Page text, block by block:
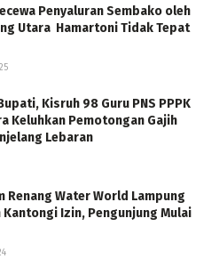
Penyaluran Sembako oleh
Utara Hamartoni Tidak Tepat
Kisruh 98 Guru PNS PPPK
Keluhkan Pemotongan Gajih
Lebaran
Renang Water World Lampung
Kantongi Izin, Pengunjung Mulai